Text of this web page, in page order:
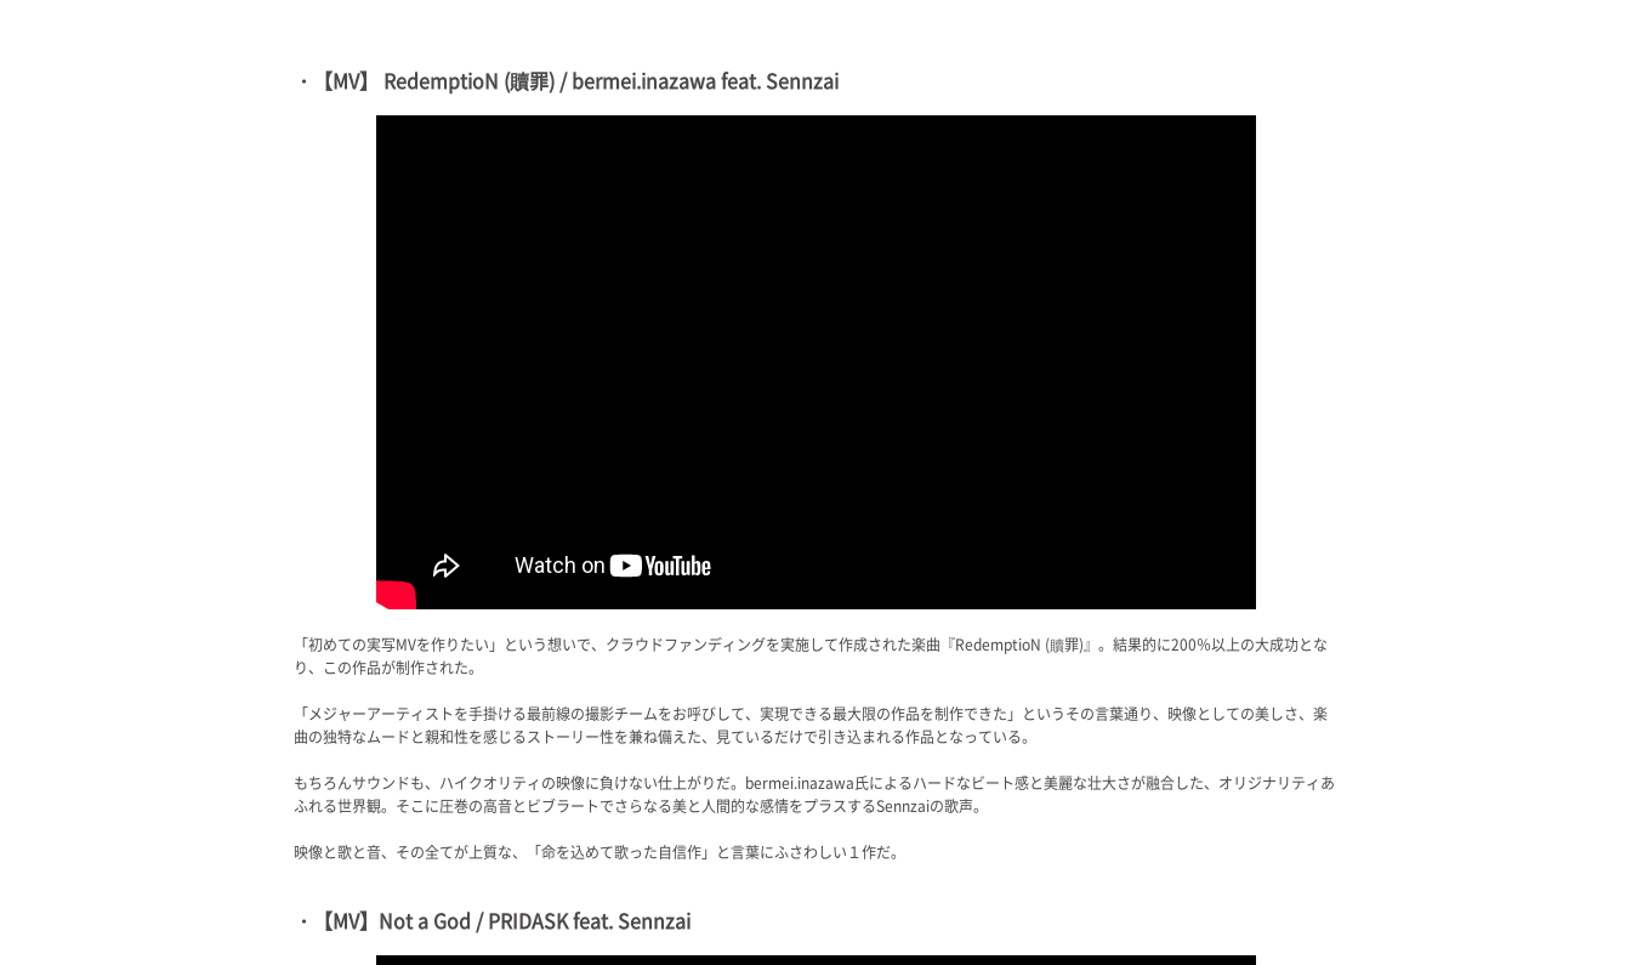
・【MV】 RedemptioN (贖罪) / bermei.inazawa feat. Sennzai
「初めての実写MVを作りたい」という想いで、クラウドファンディングを実施して作成された楽曲『RedemptioN (贖罪)』。結果的に200％以上の大成功とな
り、この作品が制作された。
「メジャーアーティストを手掛ける最前線の撮影チームをお呼びして、実現できる最大限の作品を制作できた」というその言葉通り、映像としての美しさ、楽
曲の独特なムードと親和性を感じるストーリー性を兼ね備えた、見ているだけで引き込まれる作品となっている。
もちろんサウンドも、ハイクオリティの映像に負けない仕上がりだ。bermei.inazawa氏によるハードなビート感と美麗な壮大さが融合した、オリジナリティあ
ふれる世界観。そこに圧巻の高音とビブラートでさらなる美と人間的な感情をプラスするSennzaiの歌声。
映像と歌と音、その全てが上質な、「命を込めて歌った自信作」と言葉にふさわしい１作だ。
・【MV】Not a God / PRIDASK feat. Sennzai